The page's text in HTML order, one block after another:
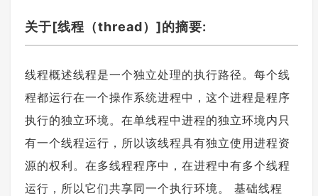
关于[线程（thread）]的摘要:
线程概述线程是一个独立处理的执行路径。每个线
程都运行在一个操作系统进程中，这个进程是程序
执行的独立环境。在单线程中进程的独立环境内只
有一个线程运行，所以该线程具有独立使用进程资
源的权利。在多线程程序中，在进程中有多个线程
运行，所以它们共享同一个执行环境。 基础线程